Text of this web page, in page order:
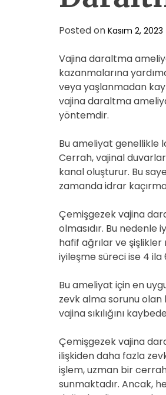
Posted on Kasım 2, 2023
Vajina daraltma
kazanmalarına
veya yaşlanmadan
vajina daraltma
yöntemdir.
Bu ameliyat genellikle
Cerrah, vajinal
kanal oluşturur. Bu
zamanda idrar
Çemişgezek vajina
olmasıdır. Bu nedenle
hafif ağrılar ve
iyileşme süreci ise 4 ila
Bu ameliyat için en
zevk alma sorunu olan
vajina sıkılığını
Çemişgezek vajina
ilişkiden daha fazla
işlem, uzman bir
sunmaktadır. Ancak,